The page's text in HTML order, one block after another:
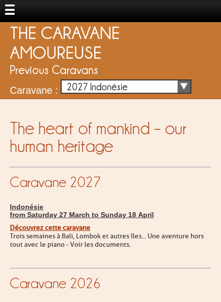
THE CARAVANE
AMOUREUSE
Previous Caravans
Caravane : 2027 Indonésie
The heart of mankind – our
human heritage
Caravane 2027
Indonésie
from Saturday 27 March to Sunday 18 April
Découvrez cette caravane
Trois semaines à Bali, Lombok et autres îles... Une aventure hors
tout avec le piano - Voir les documents.
Caravane 2026